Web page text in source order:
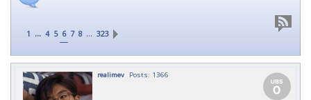
1 ... 4 5 6 7 8 … 323
realimev Posts: 1366